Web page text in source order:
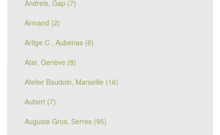
Andreis, Gap (7)
Armand (2)
Artige C , Aubenas (6)
Atar, Genève (8)
Atelier Baudoin, Marseille (16)
Aubert (7)
Auguste Gros, Serres (95)